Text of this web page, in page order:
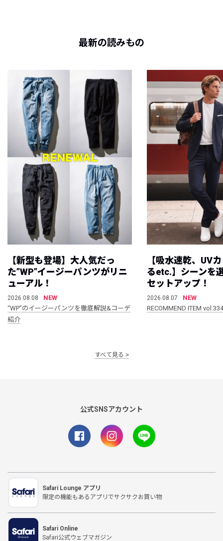
最新の読みもの
【新型も登場】大人気だっ
た”WP”イージーパンツがリニ
ューアル！
2026.08.08
NEW
“WP”のイージーパンツを徹底解説&コーデ
紹介
【吸水速乾、UV
るetc.】シーンを
セットアップ！
2026.08.07
NEW
RECOMMEND ITEM vol.334
すべて見る
公式SNSアカウント
Safari Lounge アプリ
限定の機能もあるアプリでサクサクお買い物
Safari Online
Safari公式ウェブマガジン